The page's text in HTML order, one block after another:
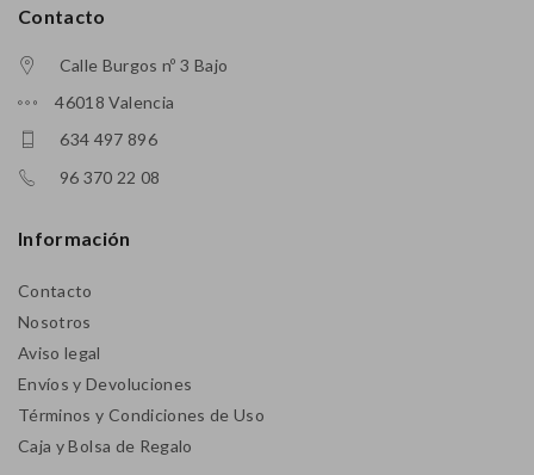
Contacto
Calle Burgos nº 3 Bajo
46018 Valencia
634 497 896
96 370 22 08
Información
Contacto
Nosotros
Aviso legal
Envíos y Devoluciones
Términos y Condiciones de Uso
Caja y Bolsa de Regalo